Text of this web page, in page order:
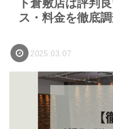
ト倉敷店は評判
ス・料金を徹底調
2025.03.07